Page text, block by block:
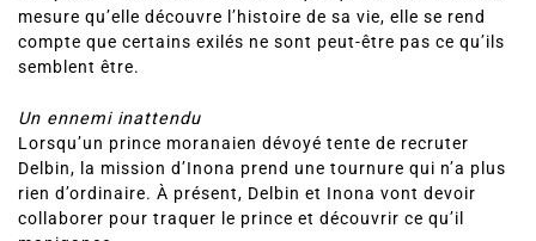
mesure qu’elle découvre l’histoire de sa vie, elle se rend
compte que certains exilés ne sont peut-être pas ce qu’ils
semblent être.
Un ennemi inattendu
Lorsqu’un prince moranaien dévoyé tente de recruter
Delbin, la mission d’Inona prend une tournure qui n’a plus
rien d’ordinaire. À présent, Delbin et Inona vont devoir
collaborer pour traquer le prince et découvrir ce qu’il